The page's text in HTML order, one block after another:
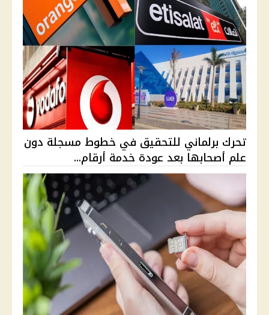
تحرك برلماني للتحقيق في خطوط مسجلة دون
علم أصحابها بعد عودة خدمة أرقام...